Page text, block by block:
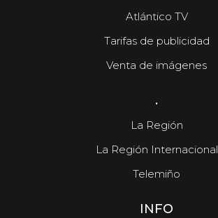
Atlántico TV
Tarifas de publicidad
Venta de imágenes
.
La Región
La Región Internacional
Telemiño
INFO